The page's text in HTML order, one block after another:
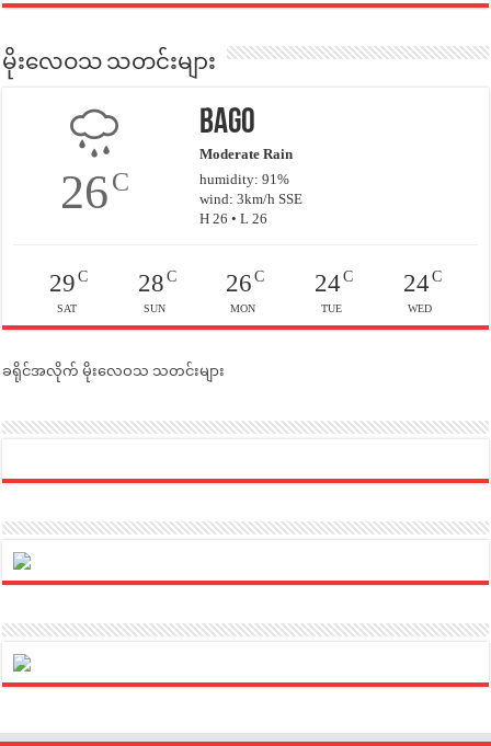
မိုးလေဝသ သတင်းများ
26C
Bago
Moderate Rain
humidity: 91%
wind: 3km/h SSE
H 26 • L 26
29C
SAT
28C
SUN
26 C
MON
24C
TUE
24C
WED
ခရိုင်အလိုက် မိုးလေဝသ သတင်းများ